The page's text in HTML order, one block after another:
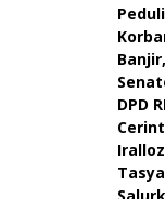
Peduli
Banjir,
DPD
Cerint
Tasya